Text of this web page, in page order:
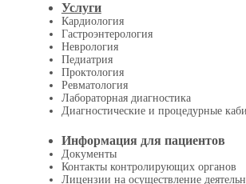
Услуги
Кардиология
Гастроэнтерология
Неврология
Педиатрия
Проктология
Ревматология
Лабораторная диагностика
Диагностические и процедурные
Информация для пациентов
Документы
Контакты контролирующих органов
Лицензии на осуществление